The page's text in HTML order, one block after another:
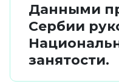
Данными
Сербии
занятости.